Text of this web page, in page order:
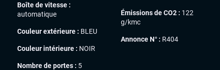
Boîte de vitesse :
automatique
Couleur extérieure : BLEU
Couleur intérieure : NOIR
Nombre de portes : 5
Émissions de CO2 : 122
g/kmc
Annonce N° : R404